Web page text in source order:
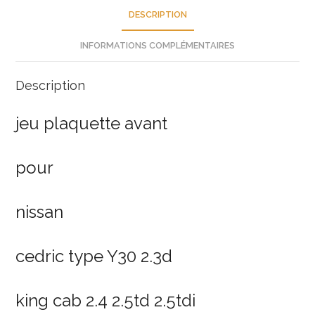
DESCRIPTION
INFORMATIONS COMPLÉMENTAIRES
Description
jeu plaquette avant
pour
nissan
cedric type Y30 2.3d
king cab 2.4 2.5td 2.5tdi